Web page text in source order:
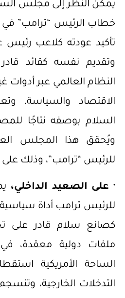
يُمكن النظر إلى مجلس
خطاب الرئيس “ترامب”
تأكيد عودته كلاعب رئيس
وتقديم نفسه كقائد
النظام العالمي عبر أدوات
الاقتصاد والسياسة،
السلام بوصفه نتاجًا
ويُحقق هذا المجلس
للرئيس “ترامب”، وذلك على
· على الصعيد الداخلي،
للرئيس ترامب أداة
كصانع سلام قادر على
ملفات دولية معقدة،
الساحة الأمريكية
التدخلات الخارجية،